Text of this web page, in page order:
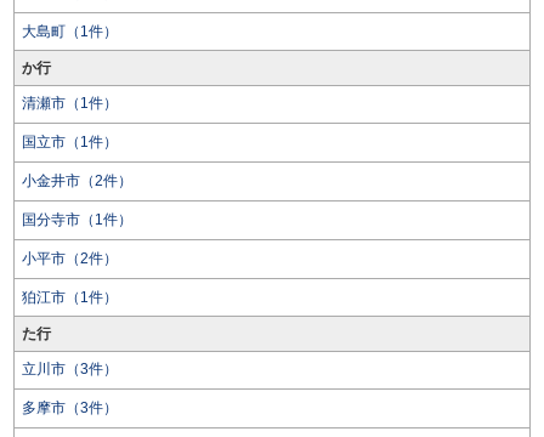
大島町（1件）
か行
清瀬市（1件）
国立市（1件）
小金井市（2件）
国分寺市（1件）
小平市（2件）
狛江市（1件）
た行
立川市（3件）
多摩市（3件）